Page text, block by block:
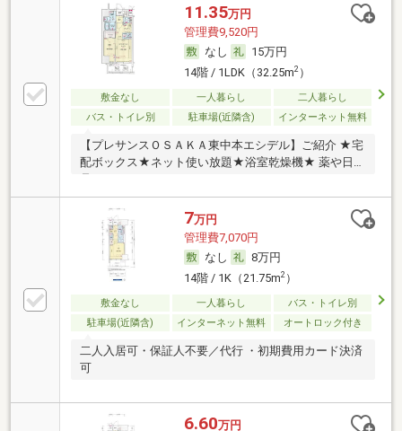
11.35万円
管理費9,520円
なし
15万円
14階 / 1LDK（32.25m2）
敷金なし 一人暮らし
二人暮らし
バス・トイレ別
駐車場(近隣含) インターネット無料
【プレサンスＯＳＡＫＡ東中本エシデル】ご紹介 ★宅
配ボックス★ネット使い放題★浴室乾燥機★ 薬や日用
7万円
管理費7,070円
なし
8万円
14階 / 1K（21.75m2）
敷金なし 一人暮らし
バス・トイレ別
駐車場(近隣含)
インターネット無料 オートロック付き
二人入居可・保証人不要／代行 ・初期費用カード決済
可
6.60万円